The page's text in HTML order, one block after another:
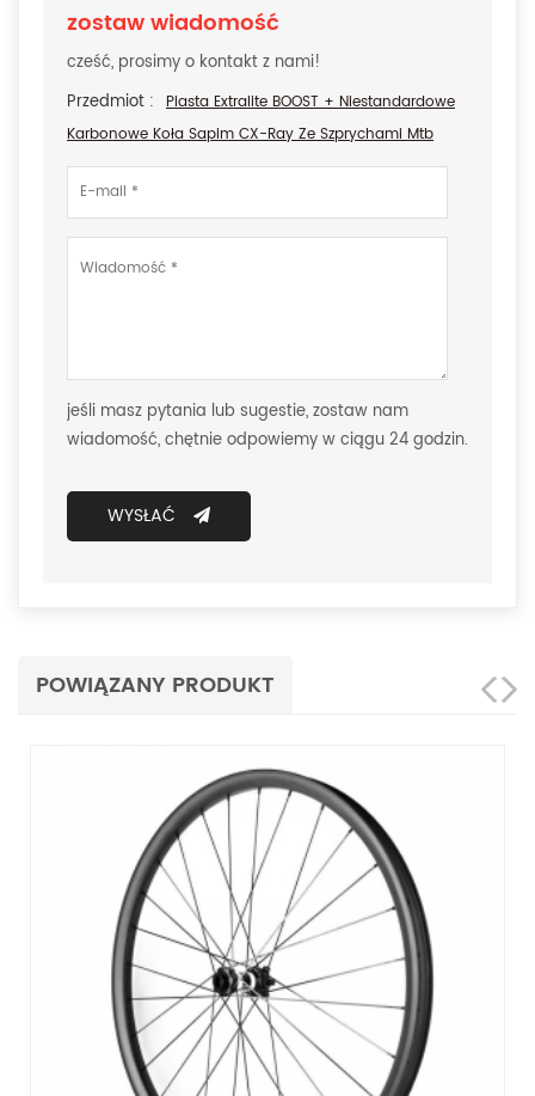
zostaw wiadomość
cześć, prosimy o kontakt z nami!
Przedmiot : Piasta Extralite BOOST + Niestandardowe
Karbonowe Koła Sapim CX-Ray Ze Szprychami Mtb
jeśli masz pytania lub sugestie, zostaw nam
wiadomość, chętnie odpowiemy w ciągu 24 godzin.
WYSŁAĆ
POWIĄZANY PRODUKT